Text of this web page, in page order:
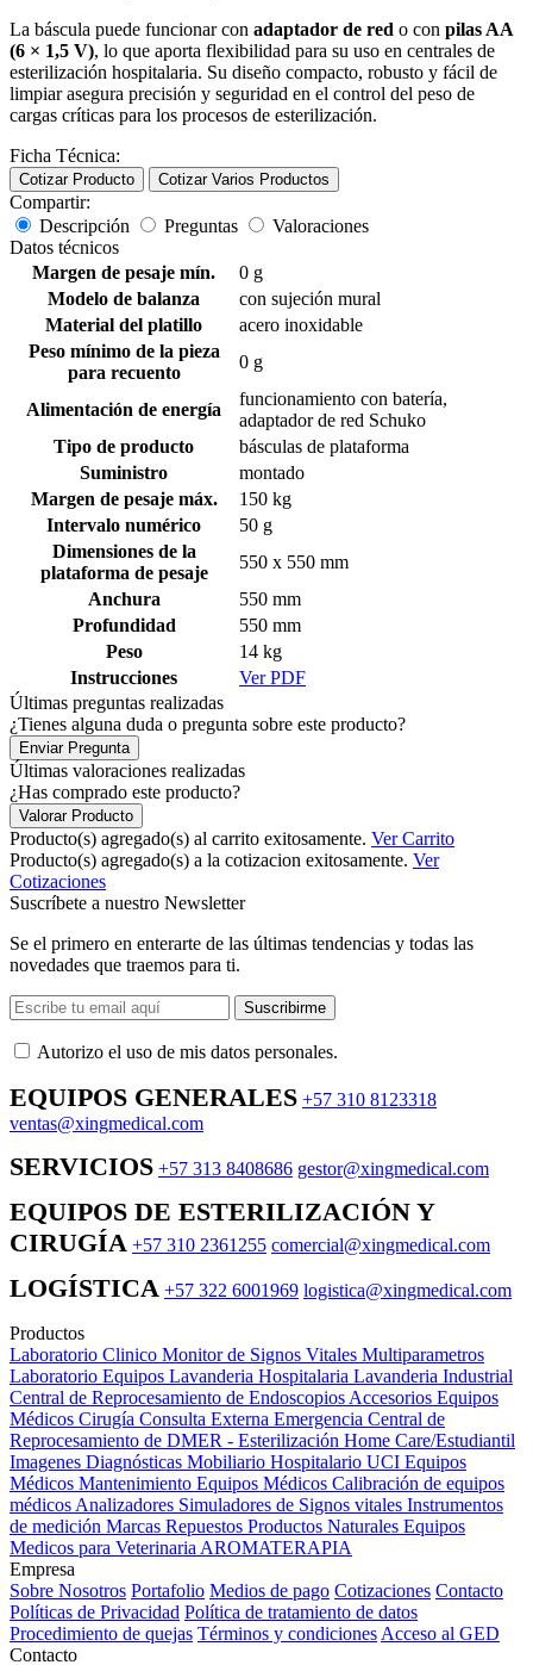
La báscula puede funcionar con adaptador de red o con pilas AA
(6 × 1,5 V), lo que aporta flexibilidad para su uso en centrales de
esterilización hospitalaria. Su diseño compacto, robusto y fácil de
limpiar asegura precisión y seguridad en el control del peso de
cargas críticas para los procesos de esterilización.
Ficha Técnica:
Cotizar Producto Cotizar Varios Productos
Compartir:
Descripción
Preguntas
Valoraciones
Datos técnicos
Margen de pesaje mín.
0 g
Modelo de balanza
con sujeción mural
Material del platillo
acero inoxidable
Peso mínimo de la pieza
para recuento
0 g
Alimentación de energía
funcionamiento con batería,
adaptador de red Schuko
Tipo de producto
básculas de plataforma
Suministro
montado
Margen de pesaje máx.
150 kg
Intervalo numérico
50 g
Dimensiones de la
plataforma de pesaje
550 x 550 mm
Anchura
550 mm
Profundidad
550 mm
Peso
14 kg
Instrucciones
Ver PDF
Últimas preguntas realizadas
¿Tienes alguna duda o pregunta sobre este producto?
Enviar Pregunta
Últimas valoraciones realizadas
¿Has comprado este producto?
Valorar Producto
Producto(s) agregado(s) al carrito exitosamente. Ver Carrito
Producto(s) agregado(s) a la cotizacion exitosamente. Ver
Cotizaciones
Suscríbete a nuestro Newsletter
Se el primero en enterarte de las últimas tendencias y todas las
novedades que traemos para ti.
Suscribirme
Autorizo ​​el uso de mis datos personales.
EQUIPOS GENERALES +57 310 8123318
ventas@xingmedical.com
SERVICIOS +57 313 8408686 gestor@xingmedical.com
EQUIPOS DE ESTERILIZACIÓN Y
CIRUGÍA +57 310 2361255 comercial@xingmedical.com
LOGÍSTICA +57 322 6001969 logistica@xingmedical.com
Productos
Laboratorio Clinico Monitor de Signos Vitales Multiparametros
Laboratorio Equipos Lavanderia Hospitalaria Lavanderia Industrial
Central de Reprocesamiento de Endoscopios Accesorios Equipos
Médicos Cirugía Consulta Externa Emergencia Central de
Reprocesamiento de DMER - Esterilización Home Care/Estudiantil
Imagenes Diagnósticas Mobiliario Hospitalario UCI Equipos
Médicos Mantenimiento Equipos Médicos Calibración de equipos
médicos Analizadores Simuladores de Signos vitales Instrumentos
de medición Marcas Repuestos Productos Naturales Equipos
Medicos para Veterinaria AROMATERAPIA
Empresa
Sobre Nosotros Portafolio Medios de pago Cotizaciones Contacto
Políticas de Privacidad Política de tratamiento de datos
Procedimiento de quejas Términos y condiciones Acceso al GED
Contacto